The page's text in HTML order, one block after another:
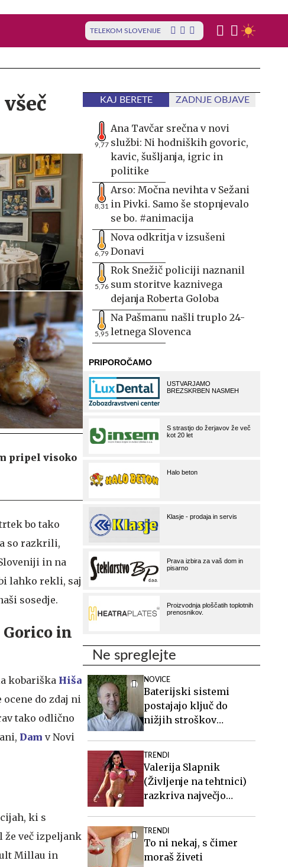
TELEKOM SLOVENIJE
pripel visoko
bo tako
so razkrili,
in na
lahko rekli, saj
sosedje.
Gorico in
kobariška Hiša
do zdaj ni
tako odlično
Dam v Novi
ki s
že več izpeljank
Millau in
KAJ BERETE ZADNJE OBJAVE
9,77
Ana Tavčar srečna v novi
službi: Ni hodniških govoric,
kavic, šušljanja, igric in
politike
8,31
Arso: Močna nevihta v Sežani
in Pivki. Samo še stopnjevalo
se bo. #animacija
6,79
Nova odkritja v izsušeni
Donavi
5,76
Rok Snežič policiji naznanil
sum storitve kaznivega
dejanja Roberta Goloba
5,95
Na Pašmanu našli truplo 24-
letnega Slovenca
Ne spreglejte
NOVICE
Baterijski sistemi
postajajo ključ do
nižjih stroškov
TRENDI
Valerija Slapnik
(Življenje na tehtnici)
razkriva največjo
TRENDI
To ni nekaj, s čimer
moraš živeti